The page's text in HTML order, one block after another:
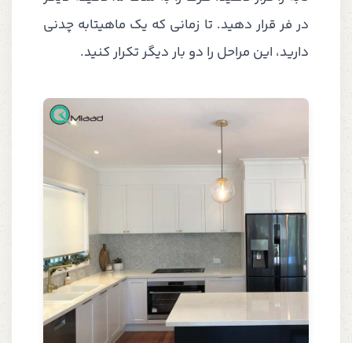
در فر قرار دهید. تا زمانی که یک ماهیتابه چدنی
دارید، این مراحل را دو بار دیگر تکرار کنید.